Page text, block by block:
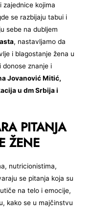
zajednice kojima
se razbijaju tabui i
sebe na dubljem
, nastavljamo da
i blagostanje žena u
donose znanje i
Jovanović Mitić,
u dm Srbija i
PITANJA
ŽENE
nutricionistima,
se pitanja koja su
na telo i emocije,
kako se u majčinstvu